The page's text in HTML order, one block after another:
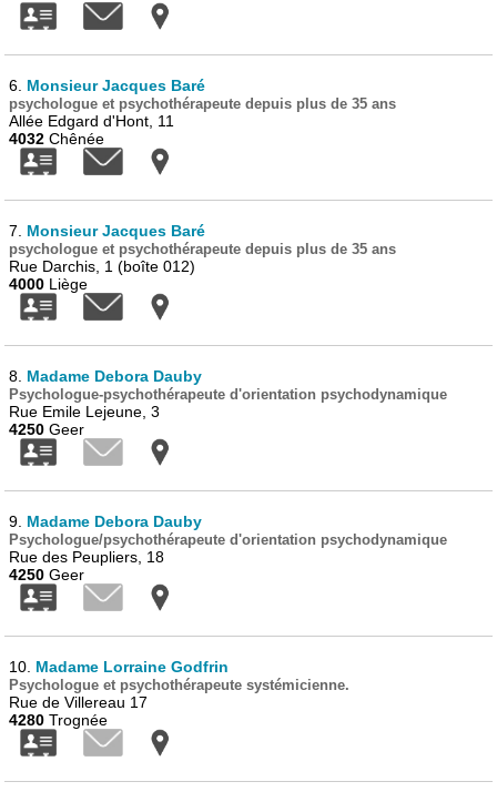
6. Monsieur Jacques Baré
psychologue et psychothérapeute depuis plus de 35 ans
Allée Edgard d'Hont, 11
4032 Chênée
7. Monsieur Jacques Baré
psychologue et psychothérapeute depuis plus de 35 ans
Rue Darchis, 1 (boîte 012)
4000 Liège
8. Madame Debora Dauby
Psychologue-psychothérapeute d'orientation psychodynamique
Rue Emile Lejeune, 3
4250 Geer
9. Madame Debora Dauby
Psychologue/psychothérapeute d'orientation psychodynamique
Rue des Peupliers, 18
4250 Geer
10. Madame Lorraine Godfrin
Psychologue et psychothérapeute systémicienne.
Rue de Villereau 17
4280 Trognée